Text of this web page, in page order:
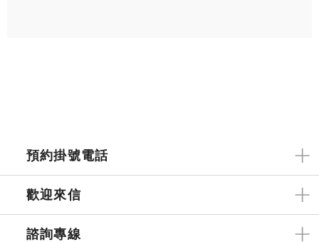
預約掛號電話
歡迎來信
諮詢專線